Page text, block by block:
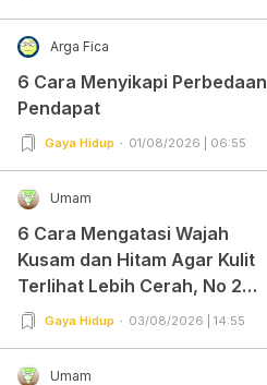
Arga Fica
6 Cara Menyikapi Perbedaan
Pendapat
Gaya Hidup 01/08/2026 | 06:55
Umam
6 Cara Mengatasi Wajah
Kusam dan Hitam Agar Kulit
Terlihat Lebih Cerah, No 2
Gampang Banget dan Mudah
Gaya Hidup 03/08/2026 | 14:55
Umam